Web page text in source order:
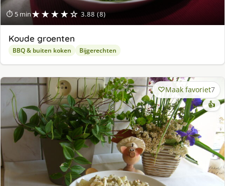
⏱ 5 min★★★★☆ 3.88 (8)
Koude groenten
BBQ & buiten koken Bijgerechten
Maak favoriet7
👍